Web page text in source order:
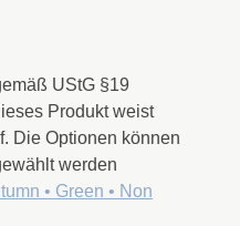
UStG §19
Produkt weist
Die Optionen können
werden